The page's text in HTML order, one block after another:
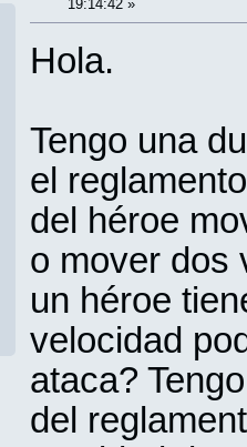
19:14:42 »
Hola.
Tengo una
el
del héroe
o mover dos
un héroe
velocidad
ataca?
del